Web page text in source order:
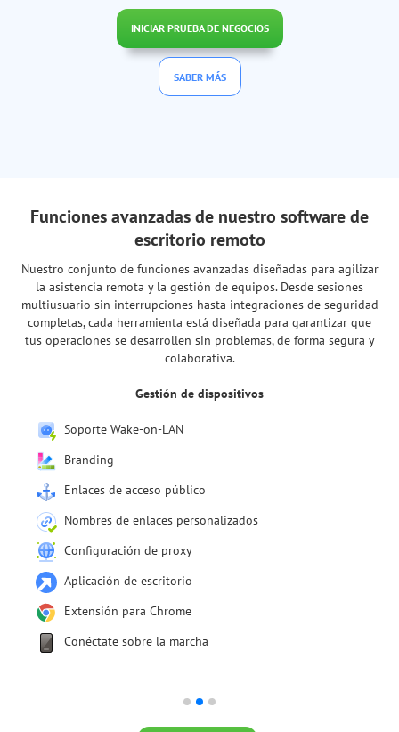
INICIAR PRUEBA DE NEGOCIOS
SABER MÁS
Funciones avanzadas de nuestro software de
escritorio remoto
Nuestro conjunto de funciones avanzadas diseñadas para agilizar
la asistencia remota y la gestión de equipos. Desde sesiones
multiusuario sin interrupciones hasta integraciones de seguridad
completas, cada herramienta está diseñada para garantizar que
tus operaciones se desarrollen sin problemas, de forma segura y
colaborativa.
Gestión del equipo
Despliegue masivo de aplicaciones de agente
Permisos para dispositivos
Departamentos de usuarios
Registro de auditoría
Integraciones con SAML/SSO
Importar usuarios desde Active Directory
HTTP API
Conexión mediante iFrame